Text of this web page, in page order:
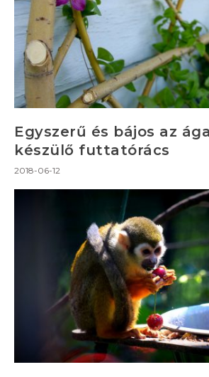
Egyszerű és bájos az
készülő futtatórács
2018-06-12